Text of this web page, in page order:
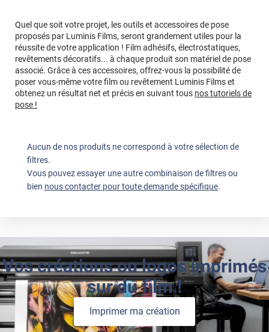
Quel que soit votre projet, les outils et accessoires de pose
proposés par Luminis Films, seront grandement utiles pour la
réussite de votre application ! Film adhésifs, électrostatiques,
revêtements décoratifs... à chaque produit son matériel de pose
associé. Grâce à ces accessoires, offrez-vous la possibilité de
poser vous-même votre film ou revêtement Luminis Films et
obtenez un résultat net et précis en suivant tous nos tutoriels de
pose !
Aucun de nos produits ne correspond à votre sélection de
filtres.
Vous pouvez essayer une autre combinaison de filtres ou
bien nous contacter pour toute demande spécifique.
Vos créations ou logos imprimés
sur du film !
Imprimer ma création